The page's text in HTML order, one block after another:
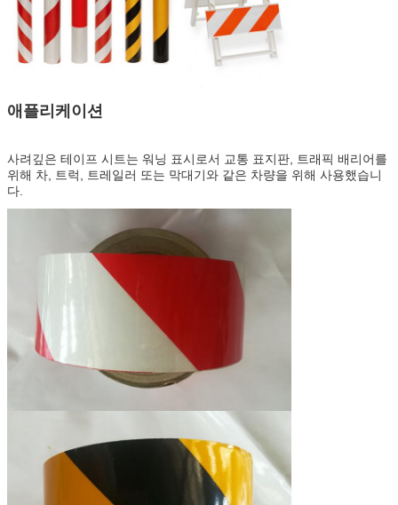
애플리케이션
사려깊은 테이프 시트는 워닝 표시로서 교통 표지판, 트래픽 배리어를
위해 차, 트럭, 트레일러 또는 막대기와 같은 차량을 위해 사용했습니
다.